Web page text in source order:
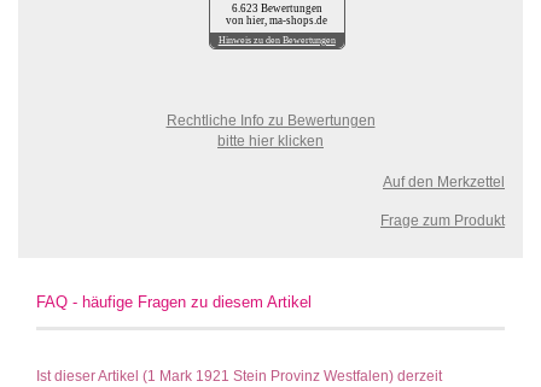
6.623 Bewertungen
von hier, ma-shops.de
Hinweis zu den Bewertungen
Rechtliche Info zu Bewertungen
bitte hier klicken
Auf den Merkzettel
Frage zum Produkt
FAQ - häufige Fragen zu diesem Artikel
Ist dieser Artikel (1 Mark 1921 Stein Provinz Westfalen) derzeit